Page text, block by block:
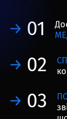
01
02
03